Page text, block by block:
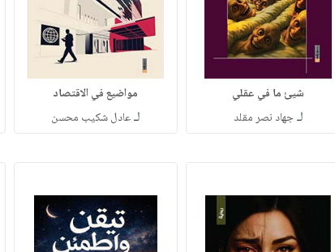
شيئ ما في عقلي
لـجهاد نصر مقلد
مواضيع في الاقتصاد
لـعادل شكيب محسن